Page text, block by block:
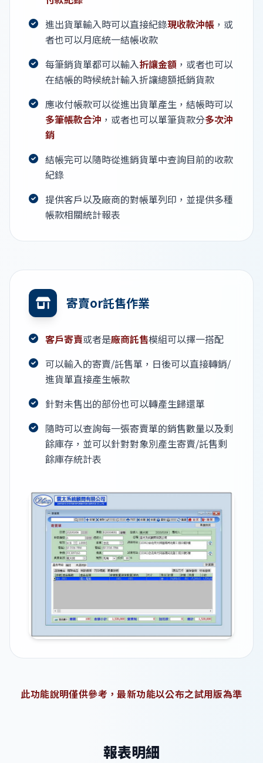
進出貨單輸入時可以直接紀錄現收款沖帳 ，或
者也可以月底統一結帳收款
每筆銷貨單都可以輸入折讓金額 ，或者也可以
在結帳的時候統計輸入折讓總額抵銷貨款
應收付帳款可以從進出貨單產生，結帳時可以
多筆帳款合沖 ，或者也可以單筆貨款分多次沖
銷
結帳完可以隨時從進銷貨單中查詢目前的收款
紀錄
提供客戶以及廠商的對帳單列印，並提供多種
帳款相關統計報表
寄賣or託售作業
客戶寄賣或者是廠商託售模組可以擇一搭配
可以輸入的寄賣/託售單，日後可以直接轉銷/
進貨單直接產生帳款
針對未售出的部份也可以轉產生歸還單
隨時可以查詢每一張寄賣單的銷售數量以及剩
餘庫存，並可以針對對象別產生寄賣/託售剩
餘庫存統計表
此功能說明僅供參考，最新功能以公布之試用版為準
報表明細